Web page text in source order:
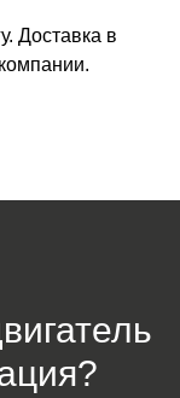
Доставка в